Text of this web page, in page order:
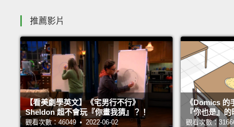
推薦影片
【看美劇學英文】《宅男行不行》
Sheldon 超不會玩『你畫我猜』？！
觀看次數：46049 • 2022-06-02
《Domics 的
『你也是』
觀看次數：